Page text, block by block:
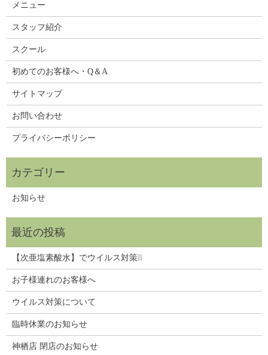
メニュー
スタッフ紹介
スクール
初めてのお客様へ・Q＆A
サイトマップ
お問い合わせ
プライバシーポリシー
お知らせ
【次亜塩素酸水】でウイルス対策❕❕
お子様連れのお客様へ
ウイルス対策について
臨時休業のお知らせ
神栖店 閉店のお知らせ